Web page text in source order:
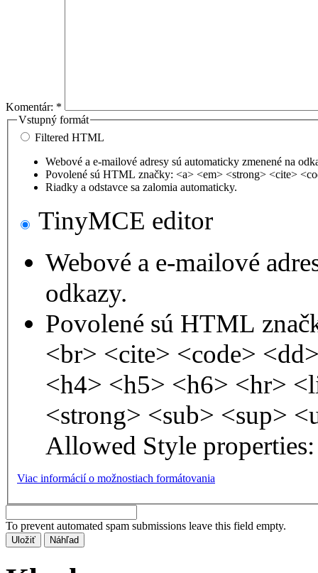
Komentár: *
Vstupný formát
Filtered HTML
Webové a e-mailové adresy sú automaticky zmenené na
Povolené sú HTML značky: <a> <em> <strong> <cite>
Riadky a odstavce sa zalomia automaticky.
TinyMCE editor
Webové a e-mailové
odkazy.
Povolené sú HTML
<br> <cite> <code>
<h4> <h5> <h6> <hr>
<strong> <sub> <sup>
Allowed Style
Viac informácií o možnostiach formátovania
To prevent automated spam submissions leave this field empty.